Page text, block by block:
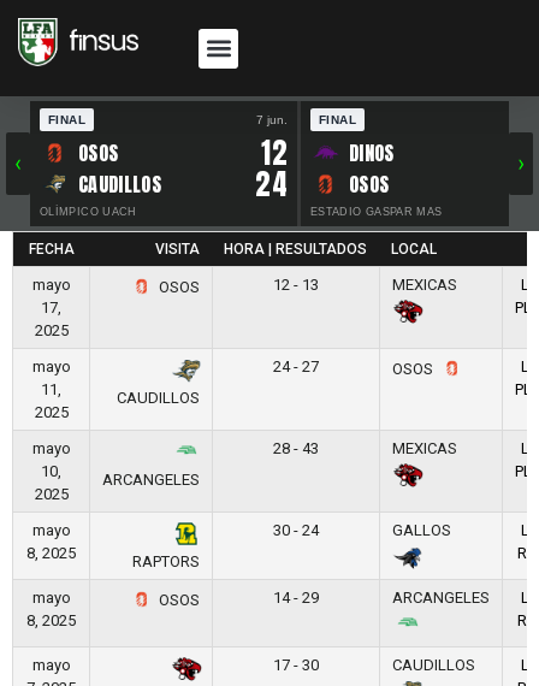
‹
FINAL 7 jun.
OSOS 12
CAUDILLOS 24
OLÍMPICO UACH
FINAL
DINOS
OSOS
ESTADIO GASPAR MAS
›
FECHA VISITA HORA | RESULTADOS LOCAL
mayo
17,
2025
OSOS 12 - 13 MEXICAS
mayo
11,
2025
CAUDILLOS
24 - 27 OSOS
mayo
10,
2025
ARCANGELES
28 - 43 MEXICAS
mayo
8, 2025
RAPTORS
30 - 24 GALLOS
mayo
8, 2025
OSOS 14 - 29 ARCANGELES
mayo
17 - 30 CAUDILLOS